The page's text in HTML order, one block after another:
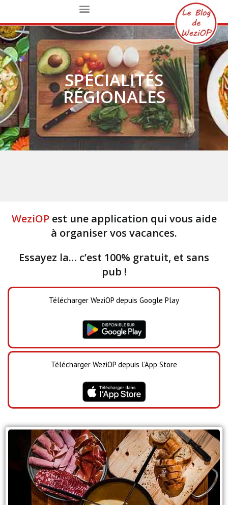
SPÉCIALITÉS
RÉGIONALES​
WeziOPest une application qui vous aide
à organiser vos vacances.
Essayez la… c’est 100% gratuit, et sans
pub !
Télécharger WeziOP depuis Google Play
Télécharger WeziOP depuis l’App Store